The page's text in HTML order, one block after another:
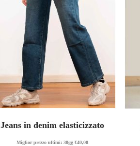
Jeans in denim elasticizzato
Miglior prezzo ultimi: 30gg €40,00